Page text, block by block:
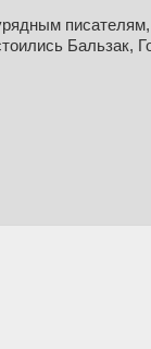
Бальзак,